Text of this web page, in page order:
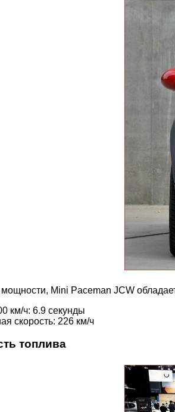
Mini Paceman JCW
км/ч: 6.9 секунды
скорость: 226 км/ч
топлива